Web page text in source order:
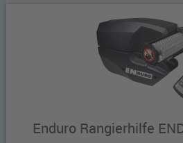
Enduro Rangierhilfe